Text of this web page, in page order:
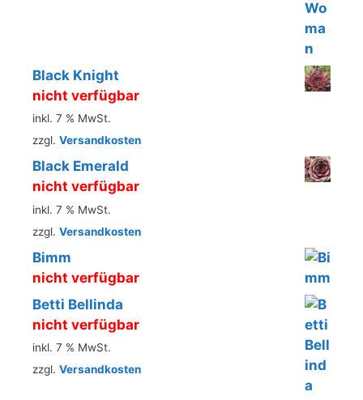
Black Knight
nicht verfügbar
inkl. 7 % MwSt.
zzgl. Versandkosten
Black Emerald
nicht verfügbar
inkl. 7 % MwSt.
zzgl. Versandkosten
Bimm
nicht verfügbar
Betti Bellinda
nicht verfügbar
inkl. 7 % MwSt.
zzgl. Versandkosten